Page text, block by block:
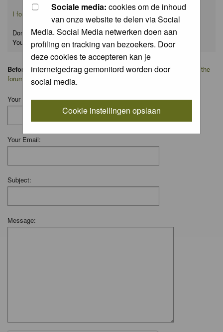
Sociale media: cookies om de inhoud
van onze website te delen via Social
Media. Social Media netwerken doen aan
profiling en tracking van bezoekers. Door
deze cookies te accepteren kan je
internetgedrag gemonitord worden door
social media.
Cookie instellingen opslaan
I forgot my password
Don't have an account yet?
You canregisterfor FREE
Before you ask your question:pleaseread the FAQor search on the
forum
first.
Your Name:
Your Email:
Subject:
Message: